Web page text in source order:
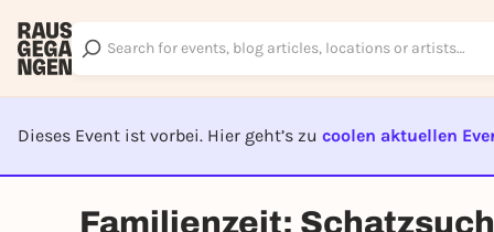
Dieses Event ist vorbei. Hier geht’s zu coolen aktuellen
EVENT
Familienzeit: